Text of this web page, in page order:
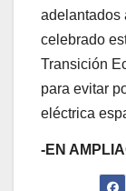
adelantados
celebrado
Transición
para evitar
eléctrica
-EN